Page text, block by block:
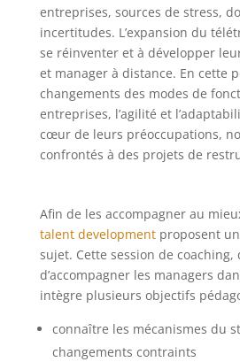
entreprises, sources de stress,
incertitudes. L’expansion du
se réinventer et à développer
et manager à distance. En cette
changements des modes de
entreprises, l’agilité et
cœur de leurs préoccupations,
confrontés à des projets de
Afin de les accompagner au
talent developmentproposent
sujet. Cette session de
d’accompagner les managers
intègre plusieurs objectifs
connaître les mécanismes du
changements contraints